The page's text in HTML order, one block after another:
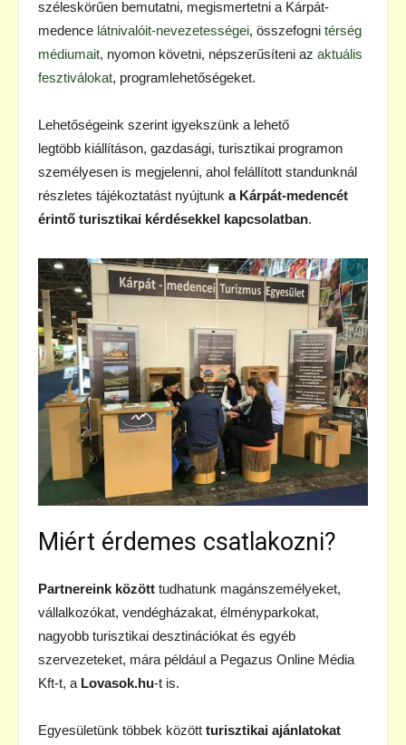
széleskörűen bemutatni, megismertetni a Kárpát-
medence látnivalóit-nevezetességei, összefogni térség
médiumait, nyomon követni, népszerűsíteni az aktuális
fesztiválokat, programlehetőségeket.
Lehetőségeink szerint igyekszünk a lehető
legtöbb kiállításon, gazdasági, turisztikai programon
személyesen is megjelenni, ahol felállított standunknál
részletes tájékoztatást nyújtunk a Kárpát-medencét
érintő turisztikai kérdésekkel kapcsolatban.
Miért érdemes csatlakozni?
Partnereink között tudhatunk magánszemélyeket,
vállalkozókat, vendégházakat, élményparkokat,
nagyobb turisztikai desztinációkat és egyéb
szervezeteket, mára például a Pegazus Online Média
Kft-t, a Lovasok.hu-t is.
Egyesületünk többek között turisztikai ajánlatokat